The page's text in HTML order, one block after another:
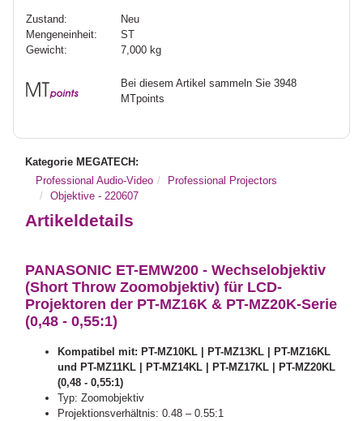
Zustand:
Neu
Mengeneinheit:
ST
Gewicht:
7,000 kg
Bei diesem Artikel sammeln Sie 3948
MTpoints
Kategorie MEGATECH:
Professional Audio-Video
Professional Projectors
Objektive - 220607
Artikeldetails
PANASONIC ET-EMW200 - Wechselobjektiv
(Short Throw Zoomobjektiv) für LCD-
Projektoren der PT-MZ16K & PT-MZ20K-Serie
(0,48 - 0,55:1)
Kompatibel mit: PT-MZ10KL | PT-MZ13KL | PT-MZ16KL
und PT-MZ11KL | PT-MZ14KL | PT-MZ17KL | PT-MZ20KL
(0,48 - 0,55:1)
Typ: Zoomobjektiv
Projektionsverhältnis: 0.48 – 0.55:1